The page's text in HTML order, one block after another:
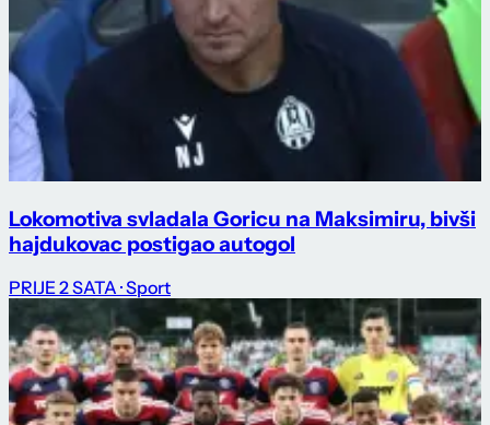
Lokomotiva svladala Goricu na Maksimiru, bivši
hajdukovac postigao autogol
PRIJE 2 SATA · Sport